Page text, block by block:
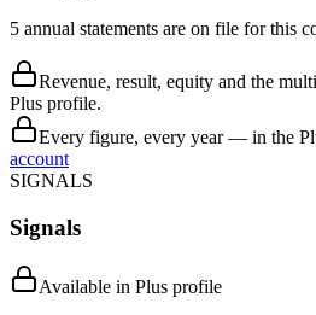
5 annual statements are on file for this
Revenue, result, equity and the
Plus profile.
Every figure, every year — in the
account
SIGNALS
Signals
Available in Plus profile